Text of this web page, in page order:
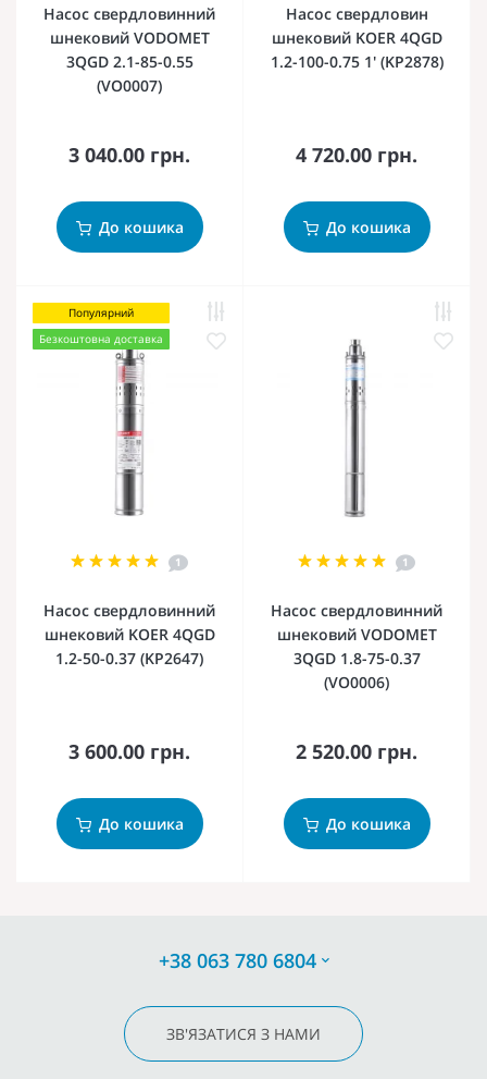
Насос свердловинний
шнековий VODOMET
3QGD 2.1-85-0.55
(VO0007)
3 040.00 грн.
До кошика
Насос свердловин
шнековий KOER 4QGD
1.2-100-0.75 1' (KP2878)
4 720.00 грн.
До кошика
Популярний
Безкоштовна доставка
1
Насос свердловинний
шнековий KOER 4QGD
1.2-50-0.37 (KP2647)
3 600.00 грн.
До кошика
1
Насос свердловинний
шнековий VODOMET
3QGD 1.8-75-0.37
(VO0006)
2 520.00 грн.
До кошика
+38 063 780 6804
ЗВ'ЯЗАТИСЯ З НАМИ